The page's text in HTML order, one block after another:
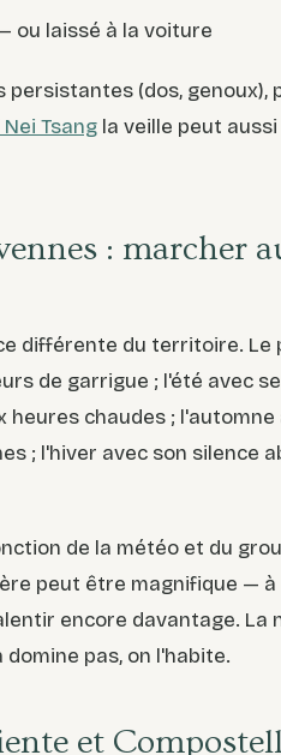
ou laissé à la voiture
persistantes (dos, genoux),
Nei Tsang la veille peut
: marcher
différente du territoire. Le
de garrigue ; l'été avec
chaudes ; l'automne
; l'hiver avec son silence
de la météo et du
peut être magnifique —
encore davantage. La
pas, on l'habite.
et